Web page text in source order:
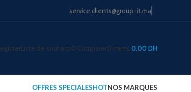
service.clients@group-it.ma
Liste de souhaits0 Comparer0 items 0,00 DH
OFFRES SPECIALESHOTNOS MARQUES